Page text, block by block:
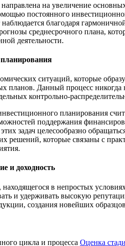
направлена на увеличение
постоянного
наблюдается благодаря
среднесрочного плана,
деятельности.
ситуаций, которые
планов. Данный процесс
контрольно-
планирования
поддержания
задач целесообразно
решений, которые связаны с
и доходность
в непростых
и удерживать высокую
создания новейших
Оценка